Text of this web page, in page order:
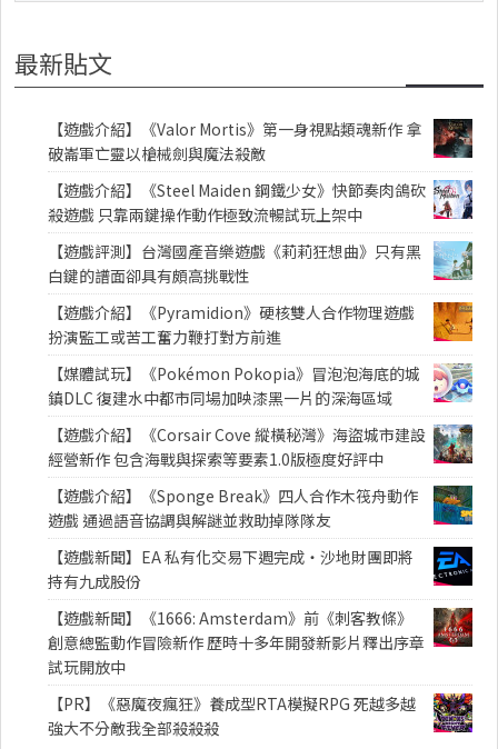
最新貼文
【遊戲介紹】《Valor Mortis》第一身視點類魂新作 拿
破崙軍亡靈以槍械劍與魔法殺敵
【遊戲介紹】《Steel Maiden 鋼鐵少女》快節奏肉鴿砍
殺遊戲 只靠兩鍵操作動作極致流暢試玩上架中
【遊戲評測】台灣國產音樂遊戲《莉莉狂想曲》只有黑
白鍵的譜面卻具有頗高挑戰性
【遊戲介紹】《Pyramidion》硬核雙人合作物理遊戲
扮演監工或苦工奮力鞭打對方前進
【媒體試玩】《Pokémon Pokopia》冒泡泡海底的城
鎮DLC 復建水中都市同場加映漆黑一片的深海區域
【遊戲介紹】《Corsair Cove 縱橫秘灣》海盜城市建設
經營新作 包含海戰與探索等要素1.0版極度好評中
【遊戲介紹】《Sponge Break》四人合作木筏舟動作
遊戲 通過語音協調與解謎並救助掉隊隊友
【遊戲新聞】EA 私有化交易下週完成・沙地財團即將
持有九成股份
【遊戲新聞】《1666: Amsterdam》前《刺客教條》
創意總監動作冒險新作 歷時十多年開發新影片釋出序章
試玩開放中
【PR】《惡魔夜瘋狂》養成型RTA模擬RPG 死越多越
強大不分敵我全部殺殺殺